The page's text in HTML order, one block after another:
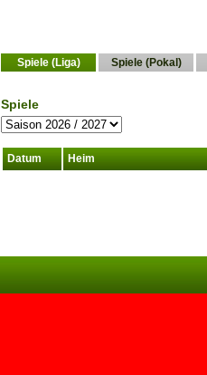
Spiele (Liga) Spiele (Pokal)
Spiele
Datum Heim